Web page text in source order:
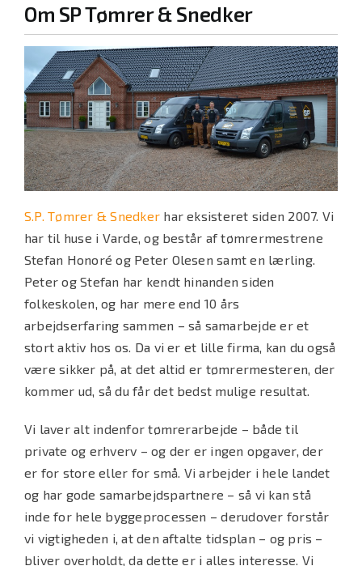
Om SP Tømrer & Snedker
S.P. Tømrer & Snedker har eksisteret siden 2007. Vi
har til huse i Varde, og består af tømrermestrene
Stefan Honoré og Peter Olesen samt en lærling.
Peter og Stefan har kendt hinanden siden
folkeskolen, og har mere end 10 års
arbejdserfaring sammen – så samarbejde er et
stort aktiv hos os. Da vi er et lille firma, kan du også
være sikker på, at det altid er tømrermesteren, der
kommer ud, så du får det bedst mulige resultat.
Vi laver alt indenfor tømrerarbejde – både til
private og erhverv – og der er ingen opgaver, der
er for store eller for små. Vi arbejder i hele landet
og har gode samarbejdspartnere – så vi kan stå
inde for hele byggeprocessen – derudover forstår
vi vigtigheden i, at den aftalte tidsplan – og pris –
bliver overholdt, da dette er i alles interesse. Vi